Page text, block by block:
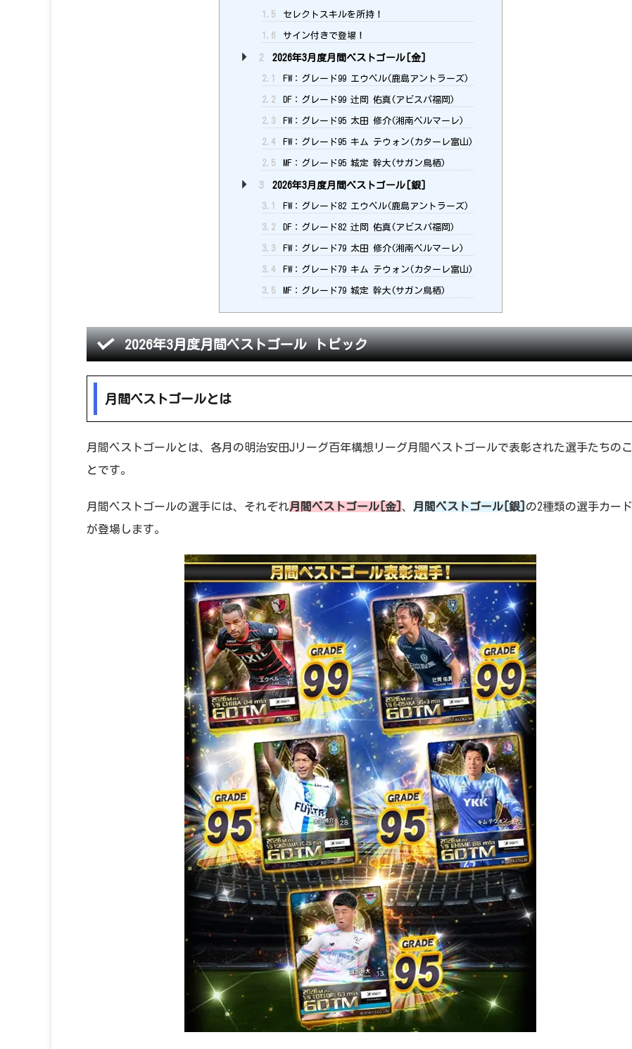
1.5 セレクトスキルを所持！
1.6 サイン付きで登場！
2 2026年3月度月間ベストゴール[金]
2.1 FW：グレード99 エウベル(鹿島アントラーズ)
2.2 DF：グレード99 辻岡 佑真(アビスパ福岡)
2.3 FW：グレード95 太田 修介(湘南ベルマーレ)
2.4 FW：グレード95 キム テウォン(カターレ富山)
2.5 MF：グレード95 城定 幹大(サガン鳥栖)
3 2026年3月度月間ベストゴール[銀]
3.1 FW：グレード82 エウベル(鹿島アントラーズ)
3.2 DF：グレード82 辻岡 佑真(アビスパ福岡)
3.3 FW：グレード79 太田 修介(湘南ベルマーレ)
3.4 FW：グレード79 キム テウォン(カターレ富山)
3.5 MF：グレード79 城定 幹大(サガン鳥栖)
2026年3月度月間ベストゴール トピック
月間ベストゴールとは
月間ベストゴールとは、各月の明治安田Jリーグ百年構想リーグ月間ベストゴールで表彰された選手たちのこ
とです。
月間ベストゴールの選手には、それぞれ月間ベストゴール[金] 、 月間ベストゴール[銀] の2種類の選手カード
が登場します。